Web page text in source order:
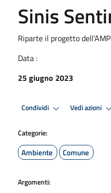
Sinis
Riparte il progetto
Data :
25 giugno 2023
Condividi Vedi azioni
Categorie:
Ambiente Comune
Argomenti: